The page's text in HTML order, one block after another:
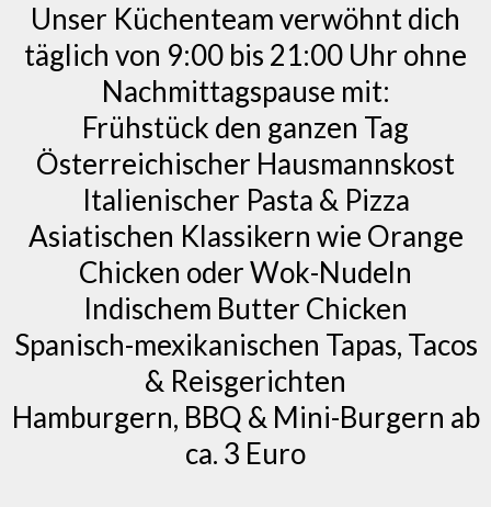
Unser Küchenteam verwöhnt dich
täglich von 9:00 bis 21:00 Uhr ohne
Nachmittagspause mit:
Frühstück den ganzen Tag
Österreichischer Hausmannskost
Italienischer Pasta & Pizza
Asiatischen Klassikern wie Orange
Chicken oder Wok-Nudeln
Indischem Butter Chicken
Spanisch-mexikanischen Tapas, Tacos
& Reisgerichten
Hamburgern, BBQ & Mini-Burgern ab
ca. 3 Euro